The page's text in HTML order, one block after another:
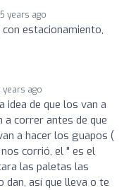
5 years ago
estacionamiento,
years ago
idea de que los van a
a correr antes de que
a hacer los guapos (
corrió, el " es el
las paletas las
dan, así que lleva o te